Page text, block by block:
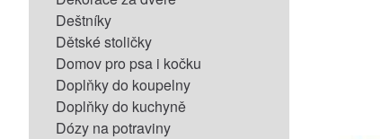
Deštníky
Dětské stoličky
Domov pro psa i kočku
Doplňky do koupelny
Doplňky do kuchyně
Dózy na potraviny